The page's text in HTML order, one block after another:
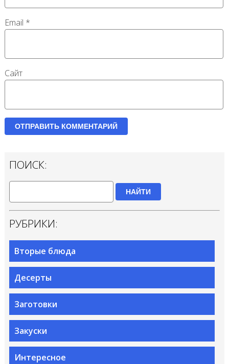
Email *
Сайт
ПОИСК:
НАЙТИ
РУБРИКИ:
Вторые блюда
Десерты
Заготовки
Закуски
Интересное